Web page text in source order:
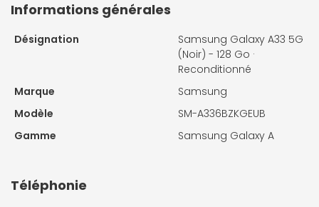
Informations générales
Désignation
Samsung Galaxy A33 5G
(Noir) - 128 Go ·
Reconditionné
Marque
Samsung
Modèle
SM-A336BZKGEUB
Gamme
Samsung Galaxy A
Téléphonie